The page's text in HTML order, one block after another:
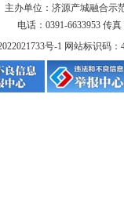
主办单位：济源产城融合示
电话：0391-6633953 传
号-1 网站标识码：